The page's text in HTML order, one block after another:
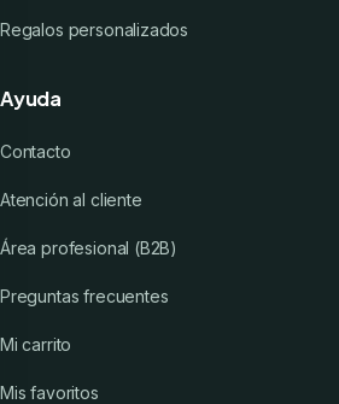
Regalos personalizados
Ayuda
Contacto
Atención al cliente
Área profesional (B2B)
Preguntas frecuentes
Mi carrito
Mis favoritos